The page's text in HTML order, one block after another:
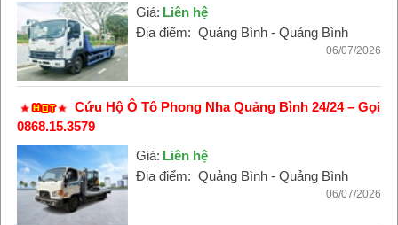
Giá: Liên hệ
Địa điểm: Quảng Bình - Quảng Bình
06/07/2026
Cứu Hộ Ô Tô Phong Nha Quảng Bình 24/24 – Gọi
0868.15.3579
Giá: Liên hệ
Địa điểm: Quảng Bình - Quảng Bình
06/07/2026